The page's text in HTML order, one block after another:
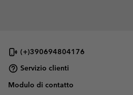
(+)390694804176
Servizio clienti
Modulo di contatto